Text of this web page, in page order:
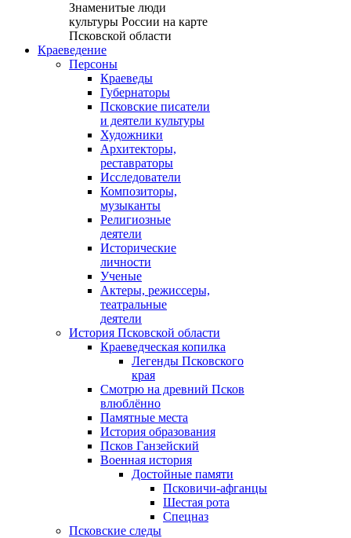
Знаменитые люди
культуры России на карте
Псковской области
Краеведение
Персоны
Краеведы
Губернаторы
Псковские писатели
и деятели культуры
Художники
Архитекторы,
реставраторы
Исследователи
Композиторы,
музыканты
Религиозные
деятели
Исторические
личности
Ученые
Актеры, режиссеры,
театральные
деятели
История Псковской области
Краеведческая копилка
Легенды Псковского
края
Смотрю на древний Псков
влюблённо
Памятные места
История образования
Псков Ганзейский
Военная история
Достойные памяти
Псковичи-афганцы
Шестая рота
Спецназ
Псковские следы